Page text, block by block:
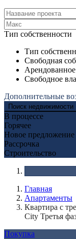
Тип собственности
Тип
Свободная
Свободное
Дополнительные
Поиск недвижимости
В процессе
Горячее
Новое предложение
Рассрочка
Строительство
Главная
Апартаменты
Квартира с
City Третья
Покупка